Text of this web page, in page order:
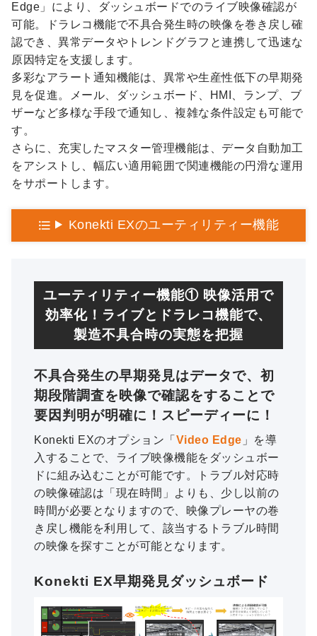
Edge」により、ダッシュボードでのライブ映像確認が
可能。ドラレコ機能で不具合発生時の映像を巻き戻し確
認でき、異常データやトレンドグラフと連携して迅速な
原因特定を支援します。
多彩なアラート通知機能は、異常や生産性低下の早期発
見を促進。メール、ダッシュボード、HMI、ランプ、ブ
ザーなど多様な手段で通知し、複雑な条件設定も可能で
す。
さらに、充実したマスター管理機能は、データ自動加工
をアシストし、幅広い適用範囲で関連機能の円滑な運用
をサポートします。
Konekti EXのユーティリティー機能
ユーティリティー機能① 映像活用で
効率化！ライブとドラレコ機能で、
製造不具合時の実態を把握
不具合発生の早期発見はデータで、初
期段階調査を映像で確認をすることで
要因判明が明確に！スピーディーに！
Konekti EXのオプション「 Video Edge 」を導
入することで、ライブ映像機能をダッシュボー
ドに組み込むことが可能です。トラブル対応時
の映像確認は「現在時間」よりも、少し以前の
時間が必要となりますので、映像プレーヤの巻
き戻し機能を利用して、該当するトラブル時間
の映像を探すことが可能となります。
Konekti EX早期発見ダッシュボード